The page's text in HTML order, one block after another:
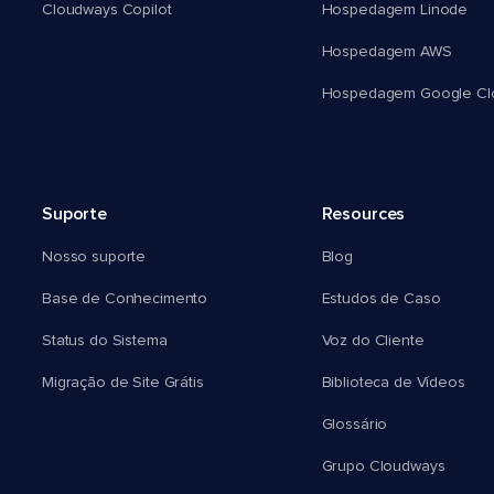
Cloudways Copilot Hospedagem Linode
Hospedagem AWS
Hospedagem Google
Suporte
Nosso suporte
Base de Conhecimento
Status do Sistema
Migração de Site Grátis
Resources
Blog
Estudos de Caso
Voz do Cliente
Biblioteca de Vídeos
Glossário
Grupo Cloudways